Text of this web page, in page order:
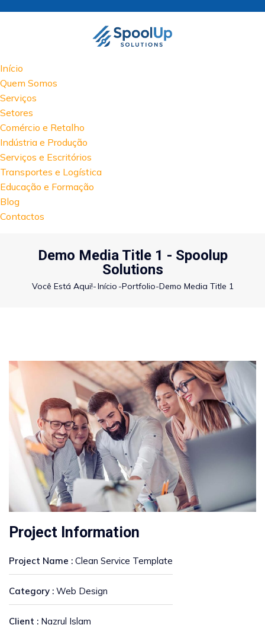
Início
Quem Somos
Serviços
Setores
Comércio e Retalho
Indústria e Produção
Serviços e Escritórios
Transportes e Logística
Educação e Formação
Blog
Contactos
Demo Media Title 1 - Spoolup
Solutions
Você Está Aqui!-Início -Portfolio-Demo Media Title 1
Project Information
Project Name : Clean Service Template
Category : Web Design
Client : Nazrul Islam